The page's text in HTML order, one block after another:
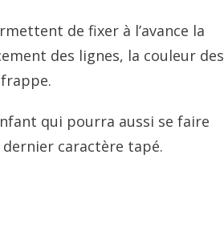
de fixer à l’avance la
des lignes, la couleur des
qui pourra aussi se faire
caractère tapé.